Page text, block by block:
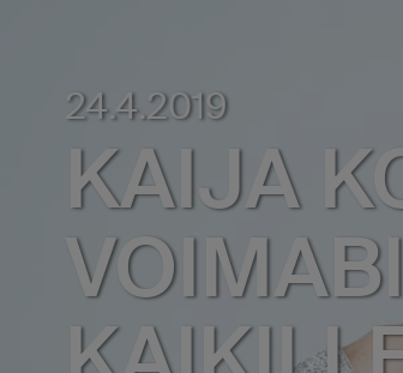
24.4.2019
KAIJA